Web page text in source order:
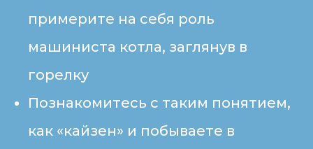
примерите на себя роль
машиниста котла, заглянув в
горелку
Познакомитесь с таким понятием,
как «кайзен» и побываете в